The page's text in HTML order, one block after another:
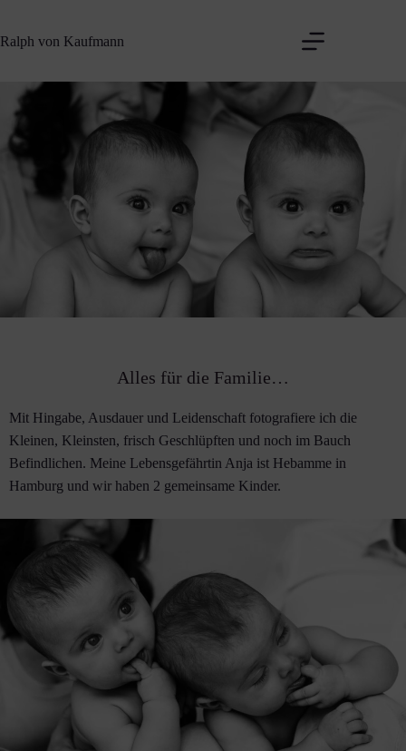
Inhalt
Ralph von Kaufmann
Alles für die Familie…
Mit Hingabe, Ausdauer und Leidenschaft fotografiere ich die
Kleinen, Kleinsten, frisch Geschlüpften und noch im Bauch
Befindlichen. Meine Lebensgefährtin Anja ist Hebamme in
Hamburg und wir haben 2 gemeinsame Kinder.